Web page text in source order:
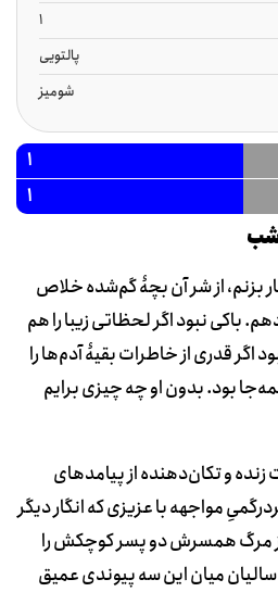
1
پالتویی
شومیز
1
1
شب
بزنم، از شر آن بچۀ گم‌شده خلاص
باکی نبود اگر لحظاتی زیبا را هم
اگر قدری از خاطرات بقیۀ آدم‌ها را
بود. بدون او چه‌ چیزی برایم
و تکان‌دهنده از پیامدهای
مواجهه با عزیزی که انگار دیگر
مرگ همسرش دو پسر کوچکش را
میان این سه پیوندی عمیق